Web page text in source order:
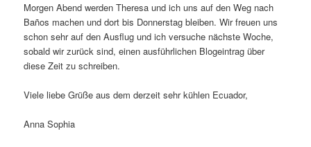
Morgen Abend werden Theresa und ich uns auf den Weg nach
Baños machen und dort bis Donnerstag bleiben. Wir freuen uns
schon sehr auf den Ausflug und ich versuche nächste Woche,
sobald wir zurück sind, einen ausführlichen Blogeintrag über
diese Zeit zu schreiben.
Viele liebe Grüße aus dem derzeit sehr kühlen Ecuador,
Anna Sophia